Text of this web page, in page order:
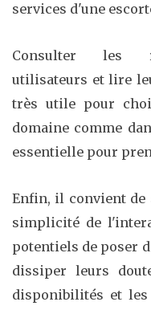
services d'une
Consulter les
utilisateurs et lire
très utile pour
domaine comme
essentielle pour
Enfin, il convient
simplicité de
potentiels de poser
dissiper leurs
disponibilités et les